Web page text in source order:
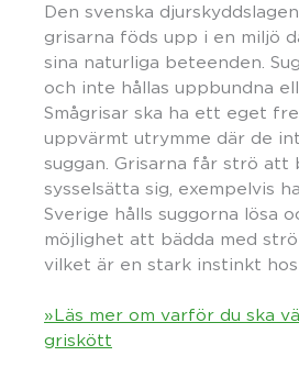
Den svenska
grisarna föds upp i en miljö
sina naturliga beteenden.
och inte hållas uppbundna
Smågrisar ska ha ett eget
uppvärmt utrymme där de
suggan. Grisarna får strö att
sysselsätta sig, exempelvis
Sverige hålls suggorna lösa
möjlighet att bädda med
vilket är en stark instinkt hos
»Läs mer om varför du ska
griskött